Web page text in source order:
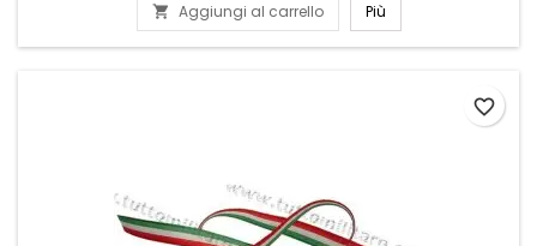
portare un tocco di stile italiano ovunque vada. Compatto e
resistente, è ideale per tenere le chiavi sempre a...
 Aggiungi al carrello Più
favorite_border